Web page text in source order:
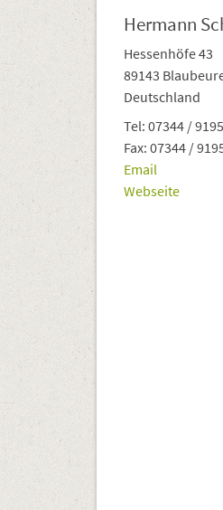
Hermann
Hessenhöfe 43
89143
Deutschland
Tel: 07344 /
Fax: 07344 /
Email
Webseite